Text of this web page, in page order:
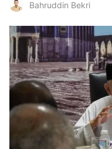
Bahruddin Bekri